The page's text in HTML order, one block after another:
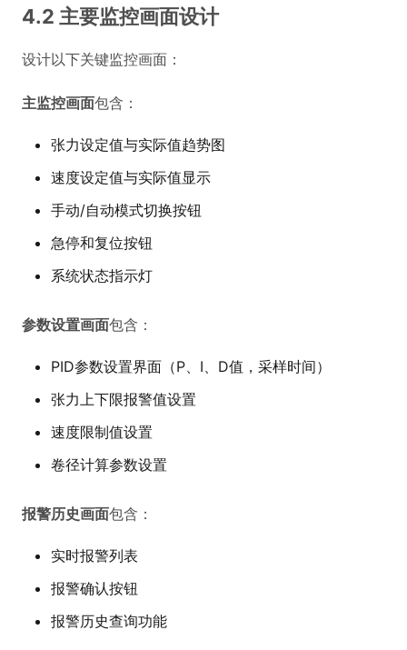
4.2 主要监控画面设计
设计以下关键监控画面：
主监控画面包含：
张力设定值与实际值趋势图
速度设定值与实际值显示
手动/自动模式切换按钮
急停和复位按钮
系统状态指示灯
参数设置画面包含：
PID参数设置界面（P、I、D值，采样时间）
张力上下限报警值设置
速度限制值设置
卷径计算参数设置
报警历史画面包含：
实时报警列表
报警确认按钮
报警历史查询功能